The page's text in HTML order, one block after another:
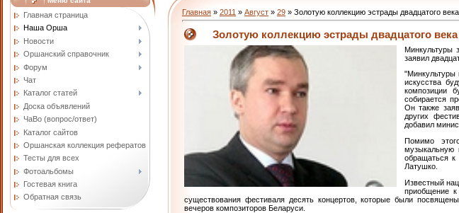
Главная страница
Наша Орша
Новости
Оршанский справочник
Форум
Чат
Каталог статей
Доска объявлений
ЧаВо (вопрос/ответ)
Каталог сайтов
Оршанская коллекция рефератов
Тесты для всех
Фотоальбомы
Гостевая книга
Обратная связь
Главная » 2011 » Август » 29 » Золотую коллекцию эстрады двадцатого
Золотую коллекцию эстрады двадцатого
Минкультуры
заявил
"Минкультуры
искусства
композиции
собирается
Он также
других
добавил
Помимо
музыкальную
обращаться к
Латушко.
Известный
приобщение
существования фестиваля десять концертов, которые были
вечеров композиторов Беларуси.